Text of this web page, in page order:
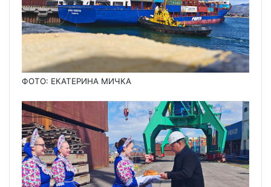
ФОТО: ЕКАТЕРИНА МИЧКА